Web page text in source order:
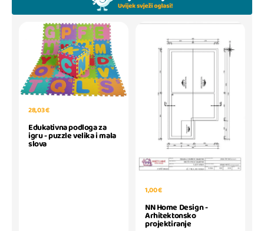
28,03 €
Edukativna podloga za
igru - puzzle velika i mala
slova
1,00 €
NN Home Design -
Arhitektonsko
projektiranje